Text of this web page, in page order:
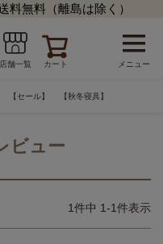
料無料（離島は除く）
店舗一覧 カート メニュー
【セール】 【秋冬寝具】
ビュー
1件中 1-1件表示